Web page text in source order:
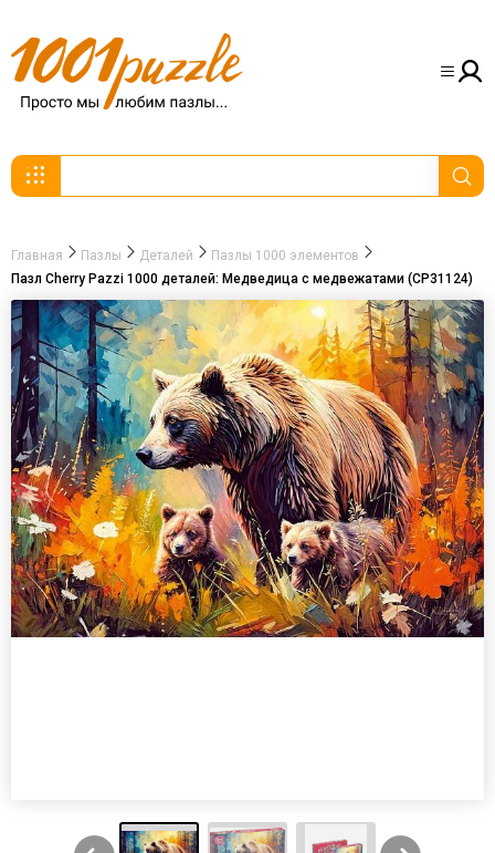
Главная Пазлы Деталей
Пазлы 1000 элементов
Пазл Cherry Pazzi 1000 деталей: Медведица с медвежатами (CP31124)